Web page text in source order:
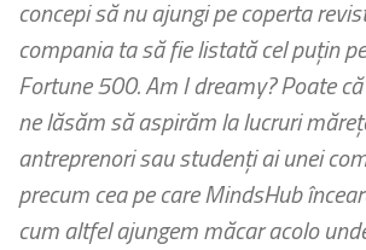
concepi să nu ajungi pe coperta
compania ta să fie listată cel puțin
Fortune 500. Am I dreamy? Poate
ne lăsăm să aspirăm la lucruri
antreprenori sau studenți ai unei
precum cea pe care MindsHub
cum altfel ajungem măcar acolo